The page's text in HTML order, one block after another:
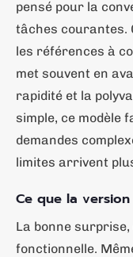
pensé pour la
tâches courantes.
les références à
met souvent en
rapidité et la
simple, ce modèle
demandes
limites arrivent
Ce que la
La bonne
fonctionnelle.